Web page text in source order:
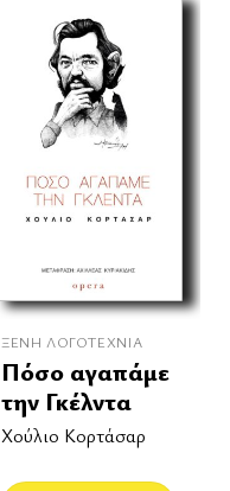
ΞΈΝΗ ΛΟΓΟΤΕΧΝΊΑ
Πόσο αγαπάμε
την Γκέλντα
Χούλιο Κορτάσαρ